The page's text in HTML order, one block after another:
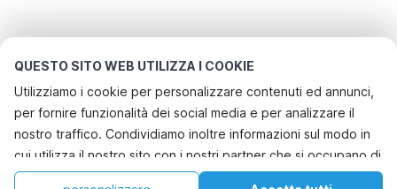
QUESTO SITO WEB UTILIZZA I COOKIE
Utilizziamo i cookie per personalizzare contenuti ed annunci,
per fornire funzionalità dei social media e per analizzare il
nostro traffico. Condividiamo inoltre informazioni sul modo in
cui utilizza il nostro sito con i nostri partner che si occupano di
analisi dei dati web, pubblicità e social media, i quali
Le destinazioni più popolari per le
vacanze
Città con i migliori servizi per le vacanze
Casa vacanze con barbecue charleville-mezieres
Casa vacanze a misura di bambino charleville-mezieres
Servizi più popolari per le vacanze in Charleville-mezieres
Casa vacanze con barbecue